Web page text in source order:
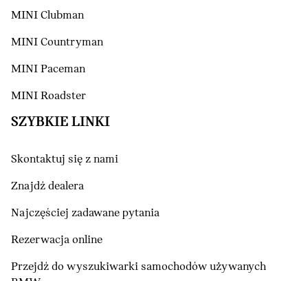
MINI Clubman
MINI Countryman
MINI Paceman
MINI Roadster
SZYBKIE LINKI
Skontaktuj się z nami
Znajdź dealera
Najczęściej zadawane pytania
Rezerwacja online
Przejdź do wyszukiwarki samochodów używanych